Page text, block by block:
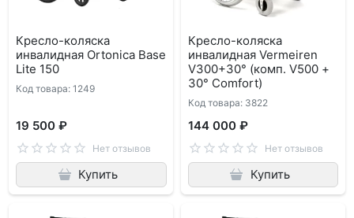
Кресло-коляска
инвалидная Ortonica Base
Lite 150
Код товара: 1249
19 500 ₽
Нет отзывов
Купить
Кресло-коляска
инвалидная Vermeiren
V300+30° (комп. V500 +
30° Comfort)
Код товара: 3822
144 000 ₽
Нет отзывов
Купить